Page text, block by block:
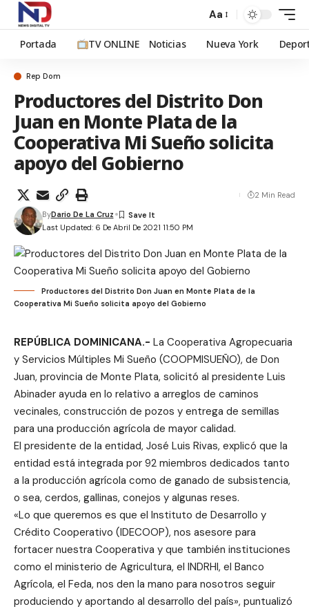
Aa
Portada TV ONLINE Noticias Nueva York
Rep Dom
Productores del Distrito Don
Juan en Monte Plata de la
Cooperativa Mi Sueño solicita
apoyo del Gobierno
Last Updated: 6 De Abril De 2021 11:50 PM
ByDario De La Cruz
2 Min Read
Productores del Distrito Don Juan en Monte Plata de la
Cooperativa Mi Sueño solicita apoyo del Gobierno
REPÚBLICA DOMINICANA.- La Cooperativa Agropecuaria
y Servicios Múltiples Mi Sueño (COOPMISUEÑO), de Don
Juan, provincia de Monte Plata, solicitó al presidente Luis
Abinader ayuda en lo relativo a arreglos de caminos
vecinales, construcción de pozos y entrega de semillas
para una producción agrícola de mayor calidad.
El presidente de la entidad, José Luis Rivas, explicó que la
entidad está integrada por 92 miembros dedicados tanto
a la producción agrícola como de ganado de subsistencia,
o sea, cerdos, gallinas, conejos y algunas reses.
«Lo que queremos es que el Instituto de Desarrollo y
Crédito Cooperativo (IDECOOP), nos asesore para
fortacer nuestra Cooperativa y que también instituciones
como el ministerio de Agricultura, el INDRHI, el Banco
Agrícola, el Feda, nos den la mano para nosotros seguir
produciendo y aportando al desarrollo del país», puntualizó